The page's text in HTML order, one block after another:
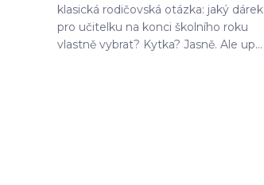
klasická rodičovská otázka: jaký dárek
pro učitelku na konci školního roku
vlastně vybrat? Kytka? Jasně. Ale up...